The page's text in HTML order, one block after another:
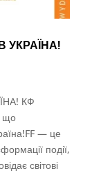
УКРАЇНА!
КФ
що
— це
події,
світові